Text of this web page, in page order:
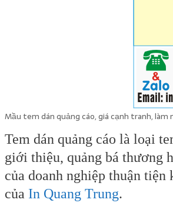
Mầu tem dán quảng cáo, giá cạnh tranh, làm
Tem dán quảng cáo là loại
giới thiệu, quảng bá thương
của doanh nghiệp thuận
của In Quang Trung.